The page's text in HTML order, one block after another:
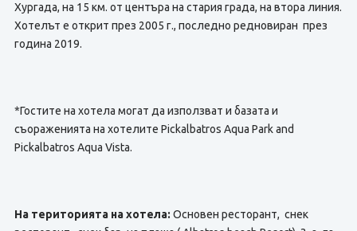
Хургада, на 15 км. от центъра на стария града, на втора линия.
Хотелът е открит през 2005 г., последно редновиран през
година 2019.
*Гостите на хотела могат да използват и базата и
съораженията на хотелите Pickalbatros Aqua Park and
Pickalbatros Aqua Vista.
На територията на хотела: Основен ресторант, снек